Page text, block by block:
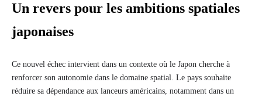
Un revers pour les ambitions spatiales
japonaises
Ce nouvel échec intervient dans un contexte où le Japon cherche à
renforcer son autonomie dans le domaine spatial. Le pays souhaite
réduire sa dépendance aux lanceurs américains, notamment dans un